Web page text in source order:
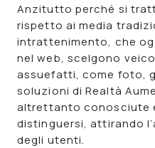
Anzitutto perché si
rispetto ai media
intrattenimento, che
nel web, scelgono
assuefatti, come foto,
soluzioni di Realtà
altrettanto conosciute
distinguersi, attirando
degli utenti.